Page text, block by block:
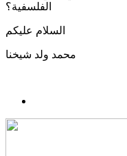
محمد ولد شيخنا